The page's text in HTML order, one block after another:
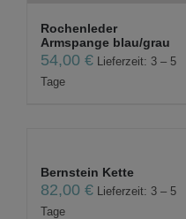
Rochenleder
Armspange blau/grau
54,00 €
Lieferzeit: 3 – 5
Tage
Bernstein Kette
82,00 €
Lieferzeit: 3 – 5
Tage